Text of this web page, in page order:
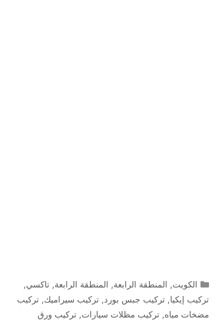
التصنيفات
الكويت, المنطقة الرابعة, المنطقة الرابعة,تاكسي,
تركيب إيكيا, تركيب جبس بورد, تركيب سيراميك, تركيب
مضخات مياه, تركيب مظلات سيارات, تركيب ورق